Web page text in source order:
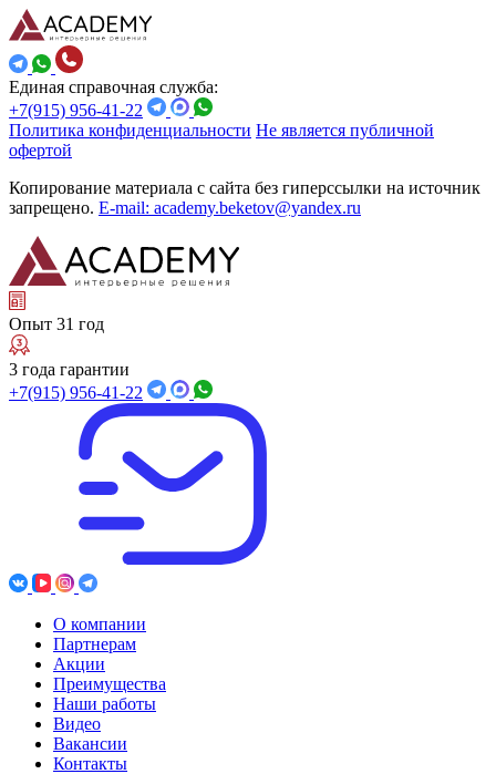
Единая справочная служба:
+7(915) 956-41-22
Политика конфиденциальности Не является публичной
офертой
Копирование материала с сайта без гиперссылки на источник
запрещено. E-mail: academy.beketov@yandex.ru
Опыт 31 год
3 года гарантии
+7(915) 956-41-22
О компании
Партнерам
Акции
Преимущества
Наши работы
Видео
Вакансии
Контакты